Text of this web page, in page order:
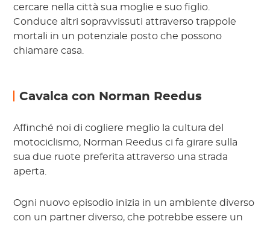
cercare nella città sua moglie e suo figlio.
Conduce altri sopravvissuti attraverso trappole
mortali in un potenziale posto che possono
chiamare casa.
Cavalca con Norman Reedus
Affinché noi di cogliere meglio la cultura del
motociclismo, Norman Reedus ci fa girare sulla
sua due ruote preferita attraverso una strada
aperta.
Ogni nuovo episodio inizia in un ambiente diverso
con un partner diverso, che potrebbe essere un